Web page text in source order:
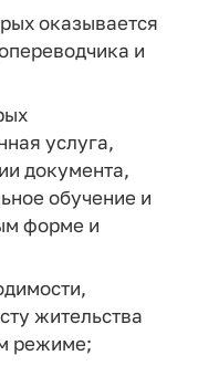
оказывается
и
услуга,
документа,
обучение и
форме и
жительства
режиме;